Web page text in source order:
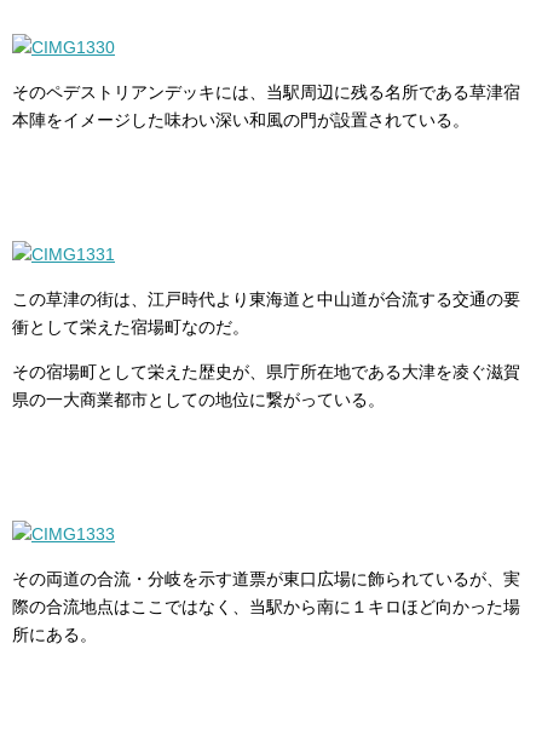
そのペデストリアンデッキには、当駅周辺に残る名所である草津宿
本陣をイメージした味わい深い和風の門が設置されている。
この草津の街は、江戸時代より東海道と中山道が合流する交通の要
衝として栄えた宿場町なのだ。
その宿場町として栄えた歴史が、県庁所在地である大津を凌ぐ滋賀
県の一大商業都市としての地位に繋がっている。
その両道の合流・分岐を示す道票が東口広場に飾られているが、実
際の合流地点はここではなく、当駅から南に１キロほど向かった場
所にある。